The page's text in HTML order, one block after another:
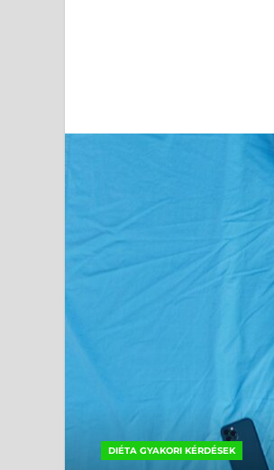
DIÉTA GYAKORI KÉRDÉSEK